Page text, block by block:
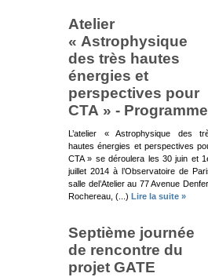
Atelier
« Astrophysique
des très hautes
énergies et
perspectives pour
CTA » - Programme
L’atelier « Astrophysique des
hautes énergies et perspectives
CTA » se déroulera les 30 juin et
juillet 2014 à l’Observatoire de
salle del’Atelier au 77 Avenue
Rochereau, (...) Lire la suite »
Septième journée
de rencontre du
projet GATE